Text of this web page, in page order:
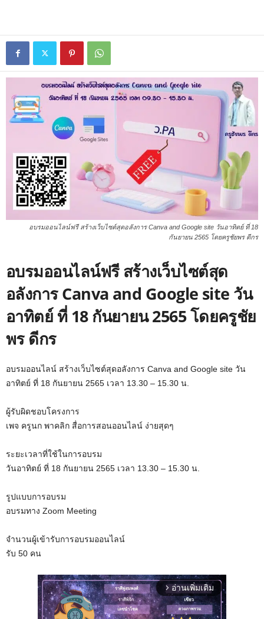
อบรมออนไลน์ฟรี สร้างเว็บไซต์สุดอลังการ Canva and Google site วันอาทิตย์ ที่ 18
กันยายน 2565 โดยครูชัยพร ดีกร
อบรมออนไลน์ฟรี สร้างเว็บไซต์สุด
อลังการ Canva and Google site วัน
อาทิตย์ ที่ 18 กันยายน 2565 โดยครูชัย
พร ดีกร
อบรมออนไลน์ สร้างเว็บไซต์สุดอลังการ Canva and Google site วัน
อาทิตย์ ที่ 18 กันยายน 2565 เวลา 13.30 – 15.30 น.
ผู้รับผิดชอบโครงการ
เพจ ครูนก พาคลิก สื่อการสอนออนไลน์ ง่ายสุดๆ
ระยะเวลาที่ใช้ในการอบรม
วันอาทิตย์ ที่ 18 กันยายน 2565 เวลา 13.30 – 15.30 น.
รูปแบบการอบรม
อบรมทาง Zoom Meeting
จำนวนผู้เข้ารับการอบรมออนไลน์
รับ 50 คน
arrow_forward_ios อ่านเพิ่มเติม